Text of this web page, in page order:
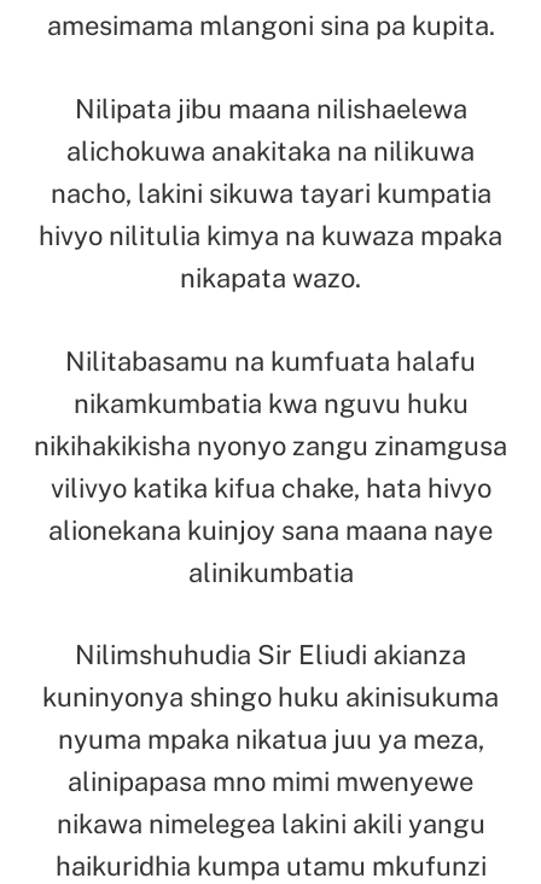
amesimama mlangoni sina pa kupita.
Nilipata jibu maana nilishaelewa
alichokuwa anakitaka na nilikuwa
nacho, lakini sikuwa tayari kumpatia
hivyo nilitulia kimya na kuwaza mpaka
nikapata wazo.
Nilitabasamu na kumfuata halafu
nikamkumbatia kwa nguvu huku
nikihakikisha nyonyo zangu zinamgusa
vilivyo katika kifua chake, hata hivyo
alionekana kuinjoy sana maana naye
alinikumbatia
Nilimshuhudia Sir Eliudi akianza
kuninyonya shingo huku akinisukuma
nyuma mpaka nikatua juu ya meza,
alinipapasa mno mimi mwenyewe
nikawa nimelegea lakini akili yangu
haikuridhia kumpa utamu mkufunzi